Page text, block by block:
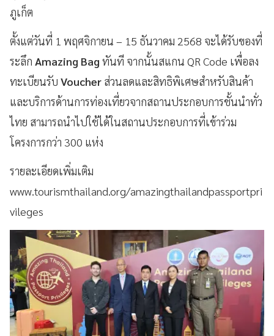
ภูเก็ต
ตั้งแต่วันที่ 1 พฤศจิกายน – 15 ธันวาคม 2568 จะได้รับของที่
ระลึก Amazing Bag ทันที จากนั้นสแกน QR Code เพื่อลง
ทะเบียนรับ Voucher ส่วนลดและสิทธิพิเศษสำหรับสินค้า
และบริการด้านการท่องเที่ยวจากสถานประกอบการชั้นนำทั่ว
ไทย สามารถนำไปใช้ได้ในสถานประกอบการที่เข้าร่วม
โครงการกว่า 300 แห่ง
รายละเอียดเพิ่มเติม
www.tourismthailand.org/amazingthailandpassportpri
vileges